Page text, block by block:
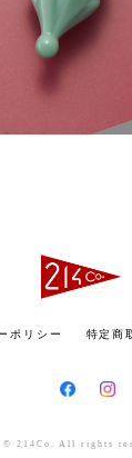
ポリシー 特定商
© 214Co. All rights